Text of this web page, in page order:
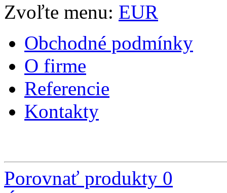
Zvoľte menu: EUR
Obchodné podmínky
O firme
Referencie
Kontakty
Porovnať produkty 0